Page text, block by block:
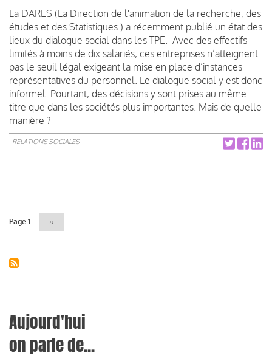
La DARES (La Direction de l'animation de la recherche, des
études et des Statistiques ) a récemment publié un état des
lieux du dialogue social dans les TPE. Avec des effectifs
limités à moins de dix salariés, ces entreprises n’atteignent
pas le seuil légal exigeant la mise en place d’instances
représentatives du personnel. Le dialogue social y est donc
informel. Pourtant, des décisions y sont prises au même
titre que dans les sociétés plus importantes. Mais de quelle
manière ?
RELATIONS SOCIALES
Page 1
Page
››
Aujourd'hui
on parle de...